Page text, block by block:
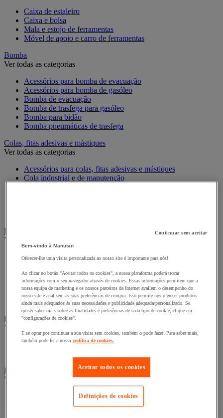
Caixa de estaleiro
Caixa e bolsa
Mala e estojo de ferramentas
Móvel de apoio e carro de ferramentas
Bomba
Ver todas as categorias
Acessórios para bomba de evacuação
Acessórios para bomba de gasóleo
Bomba de evacuação
Bomba de trasfega para gasóleo
Bomba para bidão
Bomba pneumáticas de trasfega
Colas, fitas adesivas e mástiques
Ver todas as categorias
Acessórios para colas, fitas adesivas e mástiques
Cola industrial e de manutenção
Eletricidade
Ver todas as categorias
Acessórios para Quadro Elétrico
Cabo Elétrico
Equipamento de Quadro Elétrico
Extensão, tira e enrolador
Tomada e interruptor
Ferramentas Elétricas
Ver todas as categorias
Ferramentas elétricas portáteis com fios
Ferramentas elétricas portáteis - Acessórios
Ver todas as categorias
Acesórios para berbequim
Acessórios para berbequim
Continuar sem aceitar
Bem-vindo à Manutan
Oferecer-lhe uma visita personalizada ao nosso site é importante para nós!
Ao clicar no botão "Aceitar todos os cookies", a nossa plataforma poderá trocar
informações com o seu navegador através de cookies. Essas informações permitem que a
nossa equipa de marketing e os nossos parceiros da Internet avaliem o desempenho do
nosso site e analisem as suas preferências de compra. Isso permite-nos oferecer produtos
ainda mais adequados às suas necessidades e publicidade adequada/personalizado. Se
quiser saber mais sobre as finalidades e preferências de cada tipo de cookie, clique em
"configurações de cookies".
E se optar por continuar a sua visita sem cookies, também o pode fazer! Para saber mais,
também pode ler a nossa política de cookies.
Aceitar todos os cookies
Definições de cookies